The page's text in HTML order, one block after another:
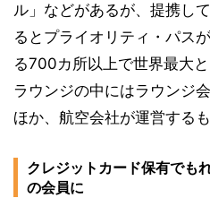
ル」などがあるが、提携し
るとプライオリティ・パス
る700カ所以上で世界最大
ラウンジの中にはラウンジ
ほか、航空会社が運営する
クレジットカード保有でも
の会員に